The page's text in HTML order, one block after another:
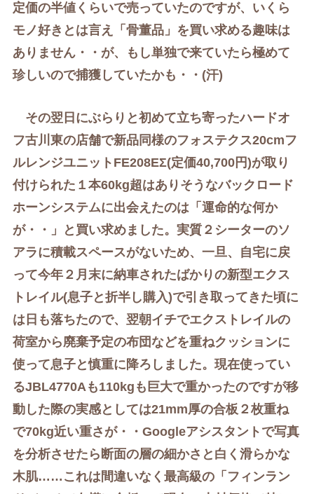
定価の半値くらいで売っていたのですが、いくら
モノ好きとは言え「骨董品」を買い求める趣味は
ありません・・が、もし単独で来ていたら極めて
珍しいので捕獲していたかも・・(汗)
その翌日にぶらりと初めて立ち寄ったハードオ
フ古川東の店舗で新品同様のフォステクス20cmフ
ルレンジユニットFE208EΣ(定価40,700円)が取り
付けられた１本60kg超はありそうなバックロード
ホーンシステムに出会えたのは「運命的な何か
が・・ 」と買い求めました。実質２シーターのソ
アラに積載スペースがないため、一旦、自宅に戻
って今年２月末に納車されたばかりの新型エクス
トレイル(息子と折半し購入)で引き取ってきた頃に
は日も落ちたので、翌朝イチでエクストレイルの
荷室から廃棄予定の布団などを重ねクッションに
使って息子と慎重に降ろしました。現在使ってい
るJBL4770Aも110kgも巨大で重かったのですが移
動した際の実感としては21mm厚の合板２枚重ね
で70kg近い重さが・・Googleアシスタントで写真
を分析させたら断面の層の細かさと白く滑らかな
木肌……これは間違いなく最高級の「フィンラン